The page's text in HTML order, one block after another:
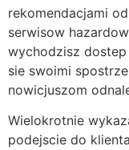
rekomendacjami
serwisow
wychodzisz
sie swoimi
nowicjuszom
Wielokrotnie
podejscie do